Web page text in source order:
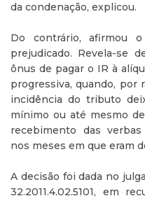
da condenação, explicou.
Do contrário, afirmou
prejudicado. Revela-se
ônus de pagar o IR à
progressiva, quando, por
incidência do tributo
mínimo ou até mesmo
recebimento das
nos meses em que eram
A decisão foi dada no
32.2011.4.02.5101, em